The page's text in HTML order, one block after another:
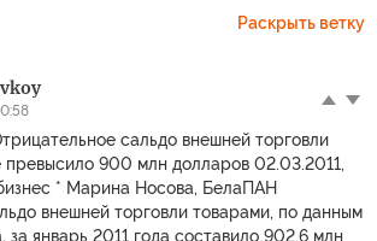
Раскрыть ветку
сальдо внешней торговли
превысило 900 млн долларов 02.03.2011,
* Марина Носова, БелаПАН
внешней торговли товарами, по данным
за январь 2011 года составило 902,6 млн